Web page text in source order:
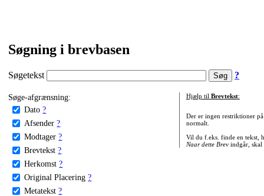
Søgning i brevbasen
Søgetekst ?
Søge-afgrænsning:
Dato ?
Afsender ?
Modtager ?
Brevtekst ?
Herkomst ?
Original Placering ?
Metatekst ?
Hjælp til Brevtekst:
Der er ingen restriktioner
normalt.
Vil du f.eks. finde en tekst,
Naar dette Brevindgår, skal